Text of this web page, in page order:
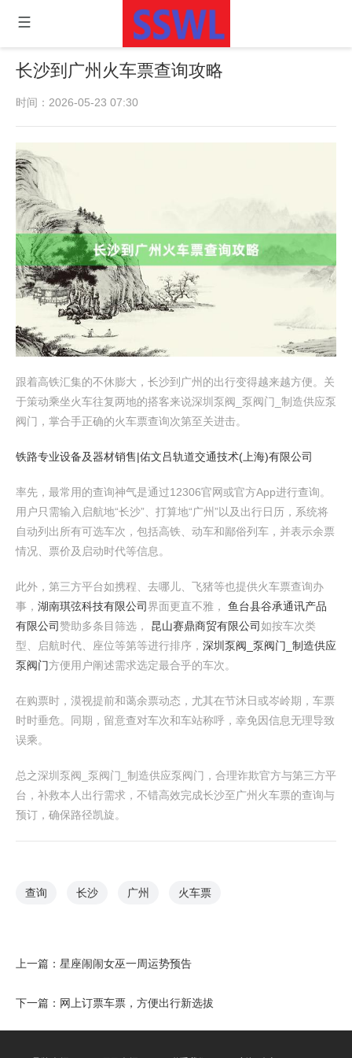
长沙到广州火车票查询攻略
时间：2026-05-23 07:30
跟着高铁汇集的不休膨大，长沙到广州的出行变得越来越方便。关
于策动乘坐火车往复两地的搭客来说深圳泵阀_泵阀门_制造供应泵
阀门，掌合手正确的火车票查询次第至关进击。
铁路专业设备及器材销售|佑文吕轨道交通技术(上海)有限公司
率先，最常用的查询神气是通过12306官网或官方App进行查询。
用户只需输入启航地“长沙”、打算地“广州”以及出行日历，系统将
自动列出所有可选车次，包括高铁、动车和鄙俗列车，并表示余票
情况、票价及启动时代等信息。
此外，第三方平台如携程、去哪儿、飞猪等也提供火车票查询办
事， 湖南琪弦科技有限公司界面更直不雅， 鱼台县谷承通讯产品
有限公司赞助多条目筛选， 昆山赛鼎商贸有限公司如按车次类
型、启航时代、座位等第等进行排序， 深圳泵阀_泵阀门_制造供应
泵阀门方便用户阐述需求选定最合乎的车次。
在购票时，漠视提前和蔼余票动态，尤其在节沐日或岑岭期，车票
时时垂危。同期，留意查对车次和车站称呼，幸免因信息无理导致
误乘。
总之深圳泵阀_泵阀门_制造供应泵阀门，合理诈欺官方与第三方平
台，补救本人出行需求，不错高效完成长沙至广州火车票的查询与
预订，确保路径凯旋。
查询 长沙 广州 火车票
上一篇： 星座闹闹女巫一周运势预告
下一篇： 网上订票车票，方便出行新选拔